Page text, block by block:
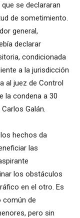
se declararan
de sometimiento.
general,
declarar
condicionada
a la jurisdicción
al juez de Control
la condena a 30
Galán.
hechos da
las
los obstáculos
en el otro. Es
común de
pero sin